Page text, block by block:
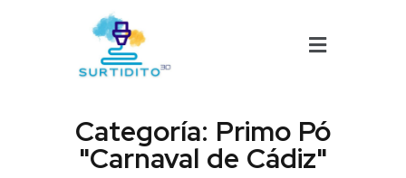
Categoría: Primo Pó
"Carnaval de Cádiz"